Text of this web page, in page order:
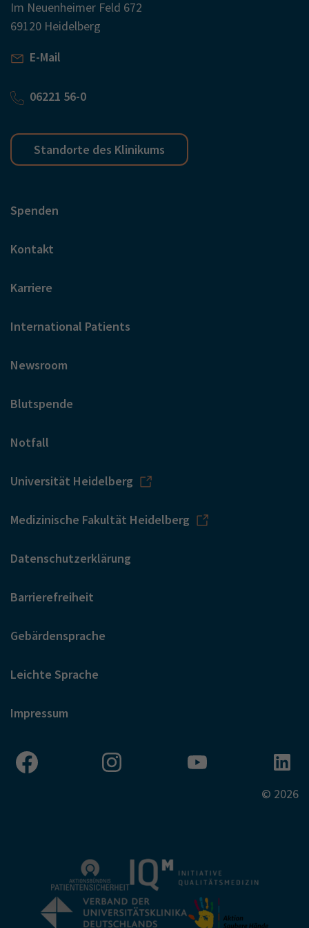
Im Neuenheimer Feld 672
69120 Heidelberg
E-Mail
06221 56-0
Standorte des Klinikums
Spenden
Kontakt
Karriere
International Patients
Newsroom
Blutspende
Notfall
Universität Heidelberg
Medizinische Fakultät Heidelberg
Datenschutzerklärung
Barrierefreiheit
Gebärdensprache
Leichte Sprache
Impressum
© 2026